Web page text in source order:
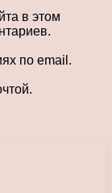
в этом
по email.